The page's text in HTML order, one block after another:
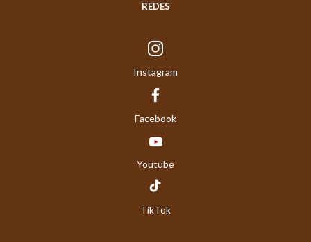
REDES
Instagram
Facebook
Youtube
TikTok